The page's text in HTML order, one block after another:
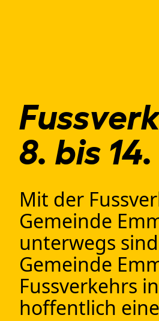
8. bis
Mit der
Gemeinde
unterwegs
Gemeinde
Fussverkehrs
hoffentlich